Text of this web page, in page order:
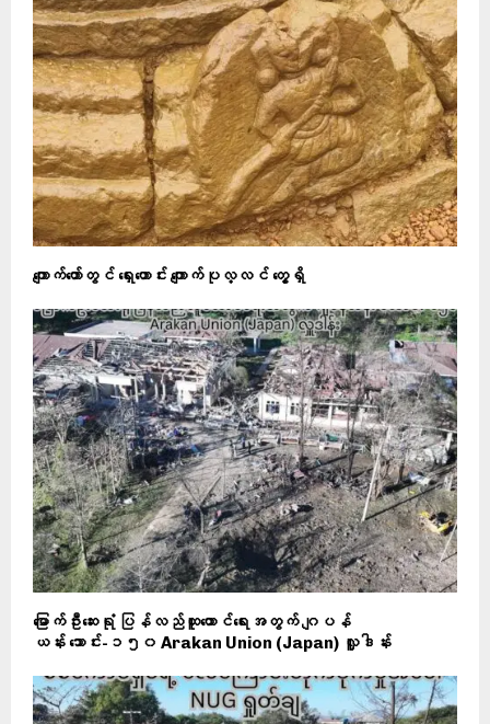
ကျောက်တော်တွင် ရှေးဟောင်း ကျောက်ပုလ္လင် တွေ့ရှိ
မြောက်ဦးဆေးရုံ ပြန်လည်ထူထောင်ရေးအတွက် ဂျပန်
ယန်း သောင်း-၁၅၀ Arakan Union (Japan) လှူဒါန်း